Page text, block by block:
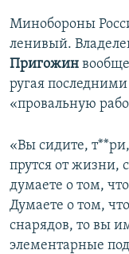
Минобороны
ленивый.
Пригожин
ругая
«провальную
«Вы сидите,
прутся от жизни,
думаете о том,
Думаете о том,
снарядов, то вы
элементарные